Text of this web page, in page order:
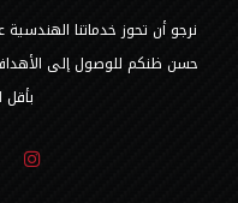
نرجو أن تحوز خدماتنا
حسن ظنكم للوصول إلى
بأقل